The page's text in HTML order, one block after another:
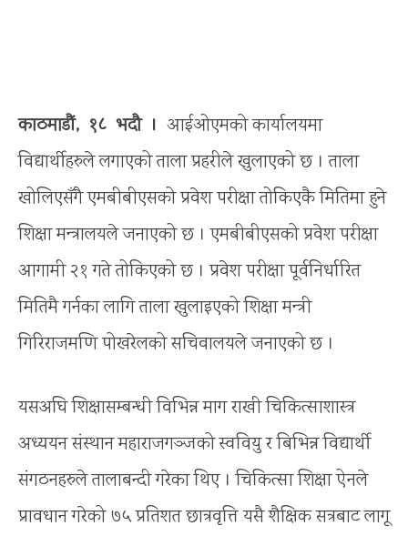
काठमाडौं, १८ भदौ । आईओएमको कार्यालयमा
विद्यार्थीहरुले लगाएको ताला प्रहरीले खुलाएको छ । ताला
खोलिएसँगै एमबीबीएसको प्रवेश परीक्षा तोकिएकै मितिमा हुने
शिक्षा मन्त्रालयले जनाएको छ । एमबीबीएसको प्रवेश परीक्षा
आगामी २१ गते तोकिएको छ । प्रवेश परीक्षा पूर्वनिर्धारित
मितिमै गर्नका लागि ताला खुलाइएको शिक्षा मन्त्री
गिरिराजमणि पोखरेलको सचिवालयले जनाएको छ ।
यसअघि शिक्षासम्बन्धी विभिन्न माग राखी चिकित्साशास्त्र
अध्ययन संस्थान महाराजगञ्जको स्ववियु र बिभिन्न विद्यार्थी
संगठनहरुले तालाबन्दी गरेका थिए । चिकित्सा शिक्षा ऐनले
प्रावधान गरेको ७५ प्रतिशत छात्रवृत्ति यसै शैक्षिक सत्रबाट लागू